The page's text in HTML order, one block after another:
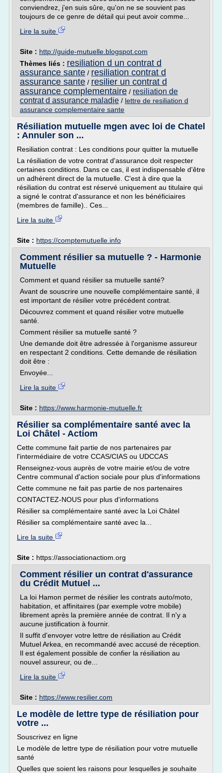
conviendrez, j'en suis sûre, qu'on ne se souvient pas
toujours de ce genre de détail qui peut avoir comme...
Lire la suite
Site : http://guide-mutuelle.blogspot.com
Thèmes liés : resiliation d un contrat d
assurance sante / resiliation contrat d
assurance sante / resilier un contrat d
assurance complementaire / resiliation de
contrat d assurance maladie / lettre de resiliation d
assurance complementaire sante
Résiliation mutuelle mgen avec loi de Chatel
: Annuler son ...
Resiliation contrat : Les conditions pour quitter la mutuelle
La résiliation de votre contrat d'assurance doit respecter
certaines conditions. Dans ce cas, il est indispensable d'être
un adhérent direct de la mutuelle. C'est à dire que la
résiliation du contrat est réservé uniquement au titulaire qui
a signé le contrat d'assurance et non les bénéficiaires
(membres de famille).. Ces...
Lire la suite
Site : https://comptemutuelle.info
Comment résilier sa mutuelle ? - Harmonie
Mutuelle
Comment et quand résilier sa mutuelle santé?
Avant de souscrire une nouvelle complémentaire santé, il
est important de résilier votre précédent contrat.
Découvrez comment et quand résilier votre mutuelle
santé.
Comment résilier sa mutuelle santé ?
Une demande doit être adressée à l'organisme assureur
en respectant 2 conditions. Cette demande de résiliation
doit être :
Envoyée...
Lire la suite
Site : https://www.harmonie-mutuelle.fr
Résilier sa complémentaire santé avec la
Loi Châtel - Actiom
Cette commune fait partie de nos partenaires par
l'intermédiaire de votre CCAS/CIAS ou UDCCAS
Renseignez-vous auprès de votre mairie et/ou de votre
Centre communal d'action sociale pour plus d'informations
Cette commune ne fait pas partie de nos partenaires
CONTACTEZ-NOUS pour plus d'informations
Résilier sa complémentaire santé avec la Loi Châtel
Résilier sa complémentaire santé avec la...
Lire la suite
Site : https://associationactiom.org
Comment résilier un contrat d'assurance
du Crédit Mutuel ...
La loi Hamon permet de résilier les contrats auto/moto,
habitation, et affinitaires (par exemple votre mobile)
librement après la première année de contrat. Il n'y a
aucune justification à fournir.
Il suffit d'envoyer votre lettre de résiliation au Crédit
Mutuel Arkea, en recommandé avec accusé de réception.
Il est également possible de confier la résiliation au
nouvel assureur, ou de...
Lire la suite
Site : https://www.resilier.com
Le modèle de lettre type de résiliation pour
votre ...
Souscrivez en ligne
Le modèle de lettre type de résiliation pour votre mutuelle
santé
Quelles que soient les raisons pour lesquelles je souhaite